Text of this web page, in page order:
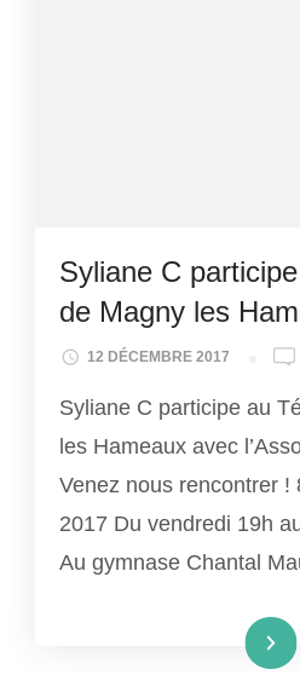
Syliane C
de Magny les
12 DÉCEMBRE 2017
Syliane C participe au
les Hameaux avec
Venez nous rencontrer !
2017 Du vendredi 19h
Au gymnase Chantal
Lire la suite